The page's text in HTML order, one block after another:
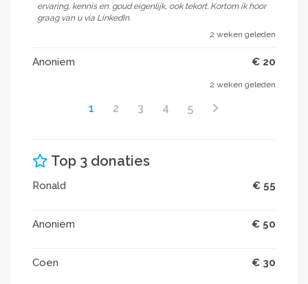
ervaring, kennis en. goud eigenlijk, ook tekort. Kortom ik hoor
graag van u via LinkedIn.
2 weken geleden
Anoniem € 20
2 weken geleden
1 2 3 4 5
Top 3 donaties
Ronald € 55
Anoniem € 50
Coen € 30